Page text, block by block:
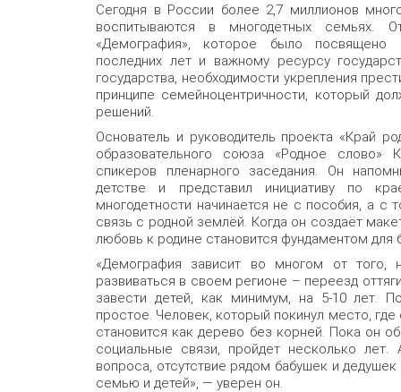
Сегодня в России более 2,7 миллионов
воспитываются в многодетных семьях.
«Демография», которое было посвящено
последних лет и важному ресурсу
государства, необходимости укрепления
принципе семейноцентричности, который
решений.
Основатель и руководитель проекта «Край
образовательного союза «Родное слово»
спикеров пленарного заседания. Он
детстве и представил инициативу по
многодетности начинается не с пособия, а с
связь с родной землёй. Когда он создаёт
любовь к родине становится фундаментом для
«Демография зависит во многом от того,
развиваться в своем регионе – переезд
завести детей, как минимум, на 5-10 лет.
простое. Человек, который покинул место,
становится как дерево без корней. Пока он
социальные связи, пройдет несколько
вопроса, отсутствие рядом бабушек и
семью и детей», — уверен он.